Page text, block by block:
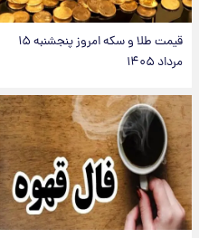
قیمت طلا و سکه امروز پنجشنبه ۱۵
مرداد ۱۴۰۵